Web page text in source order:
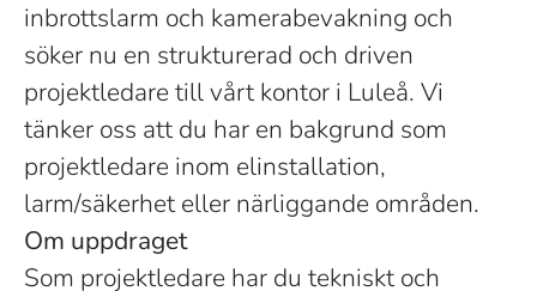
inbrottslarm och kamerabevakning och
söker nu en strukturerad och driven
projektledare till vårt kontor i Luleå. Vi
tänker oss att du har en bakgrund som
projektledare inom elinstallation,
larm/säkerhet eller närliggande områden.
Om uppdraget
Som projektledare har du tekniskt och